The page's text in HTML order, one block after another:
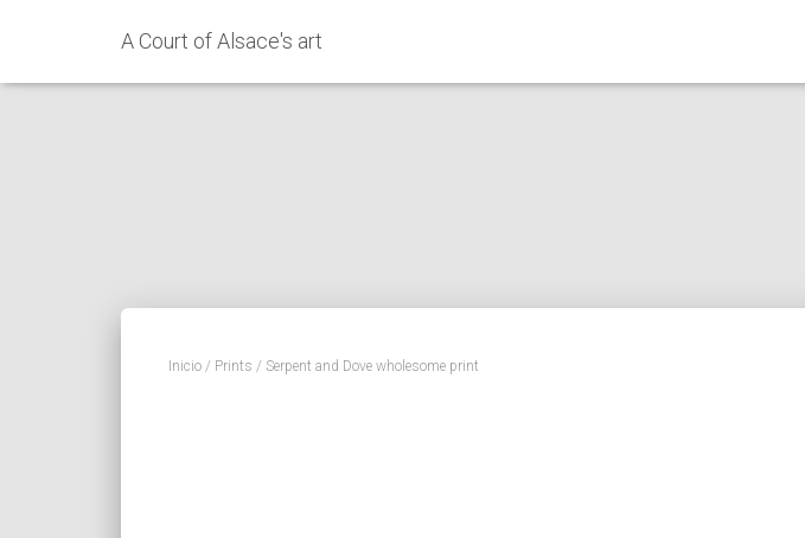
A Court of Alsace's art
Inicio / Prints / Serpent and Dove wholesome print